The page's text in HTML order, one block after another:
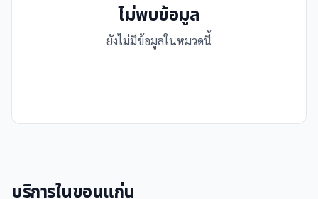
ไม่พบข้อมูล
ยังไม่มีข้อมูลในหมวดนี้
บริการในขอนแก่น